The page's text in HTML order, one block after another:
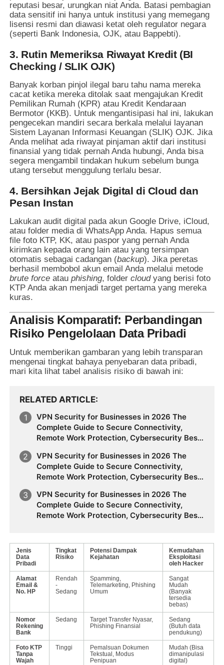
reputasi besar, urungkan niat Anda. Batasi pembagian
data sensitif ini hanya untuk institusi yang memegang
lisensi resmi dan diawasi ketat oleh regulator negara
(seperti Bank Indonesia, OJK, atau Bappebti).
3. Rutin Memeriksa Riwayat Kredit (BI
Checking / SLIK OJK)
Banyak korban pinjol ilegal baru tahu nama mereka
cacat ketika mereka ditolak saat mengajukan Kredit
Pemilikan Rumah (KPR) atau Kredit Kendaraan
Bermotor (KKB). Untuk mengantisipasi hal ini, lakukan
pengecekan mandiri secara berkala melalui layanan
Sistem Layanan Informasi Keuangan (SLIK) OJK. Jika
Anda melihat ada riwayat pinjaman aktif dari institusi
finansial yang tidak pernah Anda hubungi, Anda bisa
segera mengambil tindakan hukum sebelum bunga
utang tersebut menggulung terlalu besar.
4. Bersihkan Jejak Digital di Cloud dan
Pesan Instan
Lakukan audit digital pada akun Google Drive, iCloud,
atau folder media di WhatsApp Anda. Hapus semua
file foto KTP, KK, atau paspor yang pernah Anda
kirimkan kepada orang lain atau yang tersimpan
otomatis sebagai cadangan (backup). Jika peretas
berhasil membobol akun email Anda melalui metode
brute force atauphishing, foldercloudyang berisi foto
KTP Anda akan menjadi target pertama yang mereka
kuras.
Analisis Komparatif: Perbandingan
Risiko Pengelolaan Data Pribadi
Untuk memberikan gambaran yang lebih transparan
mengenai tingkat bahaya penyebaran data pribadi,
mari kita lihat tabel analisis risiko di bawah ini:
RELATED ARTICLE
VPN Security for Businesses in 2026 The
Complete Guide to Secure Connectivity,
Remote Work Protection, Cybersecurity Best
Protection, and Building a Future-Ready VPN
Strategy
VPN Security for Businesses in 2026 The
Complete Guide to Secure Connectivity,
Remote Work Protection, Cybersecurity Best
Protection, and Building a Future-Ready VPN
Strategy
VPN Security for Businesses in 2026 The
Complete Guide to Secure Connectivity,
Remote Work Protection, Cybersecurity Best
Strategy
Jenis
Data
Pribadi
Tingkat
Risiko
Potensi Dampak
Kejahatan
Kemudahan
Eksploitasi
oleh Hacker
Alamat
Email &
No. HP
Rendah
-
Sedang
Spamming,
Telemarketing, Phishing
Umum
Sangat
Mudah
(Banyak
tersedia
bebas)
Nomor
Rekening
Bank
Sedang
Target Transfer Nyasar,
Phishing Finansial
Sedang
(Butuh data
pendukung)
Foto KTP
Tanpa
Wajah
Tinggi
Pemalsuan Dokumen
Tekstual, Modus
Penipuan
Mudah (Bisa
dimanipulasi
digital)